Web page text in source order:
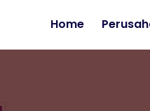
Home